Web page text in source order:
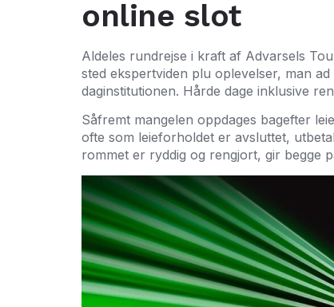
online slot
Aldeles rundrejse i kraft af Advarsels
sted ekspertviden plu oplevelser, man
daginstitutionen. Hårde dage inklusive
Såfremt mangelen oppdages bagefter
ofte som leieforholdet er avsluttet,
rommet er ryddig og rengjort, gir begge